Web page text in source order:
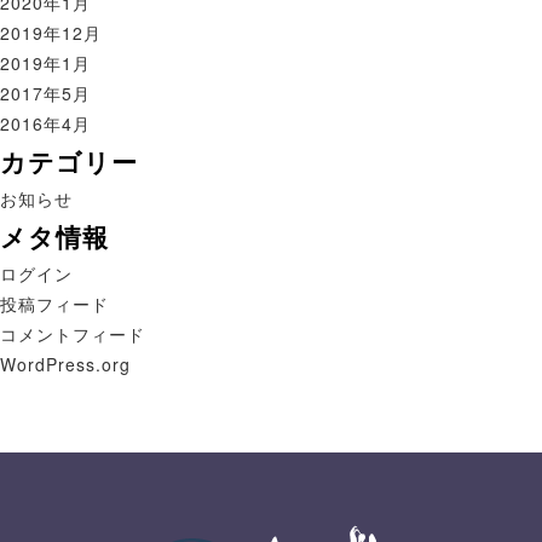
2019年12月
2019年1月
2017年5月
2016年4月
カテゴリー
お知らせ
メタ情報
ログイン
投稿フィード
コメントフィード
WordPress.org